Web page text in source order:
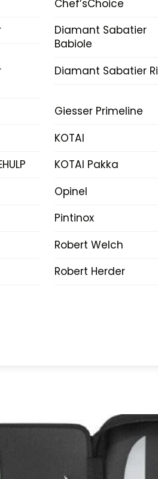
Chef’sChoice
Diamant Sabatier
Babiole
Diamant Sabatier
Giesser Primeline
KOTAI
KOTAI Pakka
Opinel
Pintinox
Robert Welch
Robert Herder